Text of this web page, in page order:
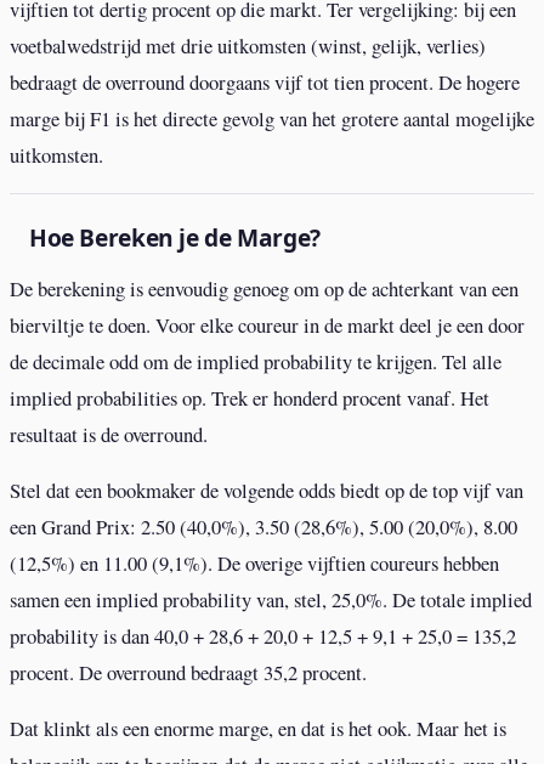
vijftien tot dertig procent op die markt. Ter vergelijking: bij een
voetbalwedstrijd met drie uitkomsten (winst, gelijk, verlies)
bedraagt de overround doorgaans vijf tot tien procent. De hogere
marge bij F1 is het directe gevolg van het grotere aantal mogelijke
uitkomsten.
Hoe Bereken je de Marge?
De berekening is eenvoudig genoeg om op de achterkant van een
bierviltje te doen. Voor elke coureur in de markt deel je een door
de decimale odd om de implied probability te krijgen. Tel alle
implied probabilities op. Trek er honderd procent vanaf. Het
resultaat is de overround.
Stel dat een bookmaker de volgende odds biedt op de top vijf van
een Grand Prix: 2.50 (40,0%), 3.50 (28,6%), 5.00 (20,0%), 8.00
(12,5%) en 11.00 (9,1%). De overige vijftien coureurs hebben
samen een implied probability van, stel, 25,0%. De totale implied
probability is dan 40,0 + 28,6 + 20,0 + 12,5 + 9,1 + 25,0 = 135,2
procent. De overround bedraagt 35,2 procent.
Dat klinkt als een enorme marge, en dat is het ook. Maar het is